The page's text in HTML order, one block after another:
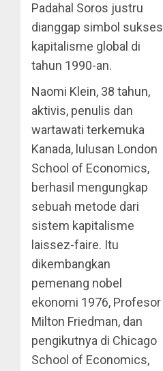
Padahal Soros justru
dianggap simbol sukses
kapitalisme global di
tahun 1990-an.
Naomi Klein, 38 tahun,
aktivis, penulis dan
wartawati terkemuka
Kanada, lulusan London
School of Economics,
berhasil mengungkap
sebuah metode dari
sistem kapitalisme
laissez-faire. Itu
dikembangkan
pemenang nobel
ekonomi 1976, Profesor
Milton Friedman, dan
pengikutnya di Chicago
School of Economics,